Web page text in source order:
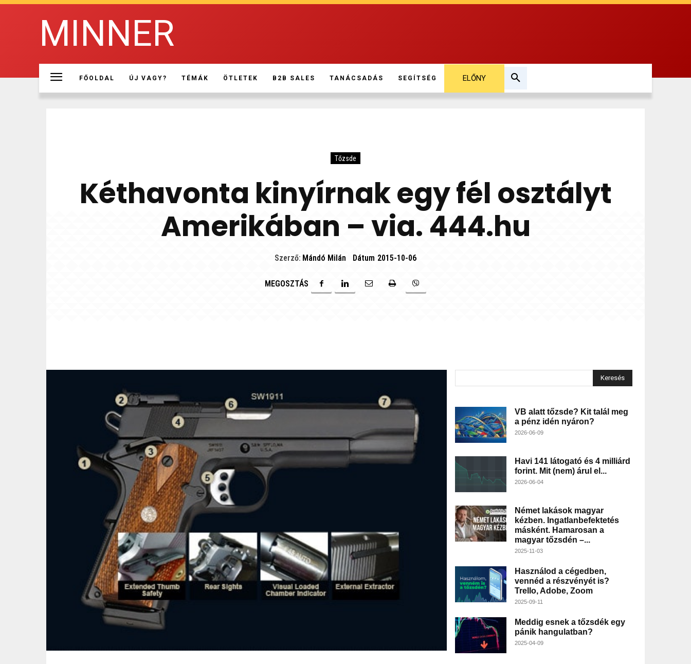
MINNER
FŐOLDAL ÚJ VAGY? TÉMÁK ÖTLETEK B2B SALES TANÁCSADÁS SEGÍTSÉG ELŐNY
Tőzsde
Kéthavonta kinyírnak egy fél osztályt
Amerikában – via. 444.hu
Szerző: Mándó Milán Dátum 2015-10-06
MEGOSZTÁS
Keresés
VB alatt tőzsde? Kit talál meg
a pénz idén nyáron?
2026-06-09
Havi 141 látogató és 4 milliárd
forint. Mit (nem) árul el...
2026-06-04
Német lakások magyar
kézben. Ingatlanbefektetés
másként. Hamarosan a
magyar tőzsdén –...
2025-11-03
Használod a cégedben,
vennéd a részvényét is?
Trello, Adobe, Zoom
2025-09-11
Meddig esnek a tőzsdék egy
pánik hangulatban?
2025-04-09